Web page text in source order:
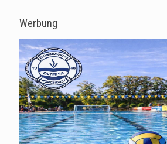
Werbung